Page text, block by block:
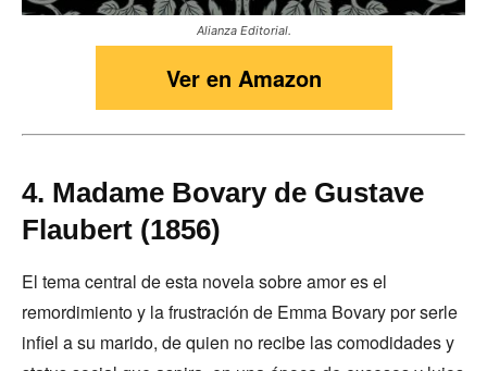
Alianza Editorial.
Ver en Amazon
4. Madame Bovary de Gustave
Flaubert (1856)
El tema central de esta novela sobre amor es el
remordimiento y la frustración de Emma Bovary por serle
infiel a su marido, de quien no recibe las comodidades y